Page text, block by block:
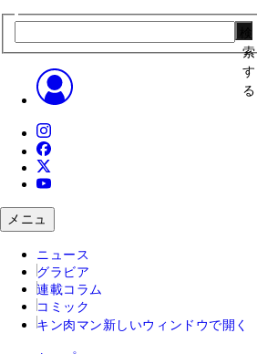
索
す
る
メニュ
ニュース
グラビア
連載コラム
コミック
キン肉マン 新しいウィンドウで開く